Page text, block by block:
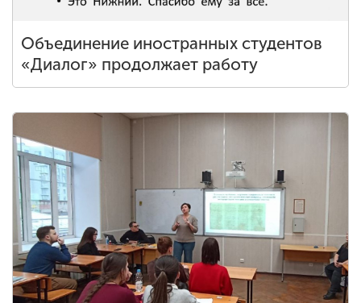
Объединение иностранных студентов
«Диалог» продолжает работу